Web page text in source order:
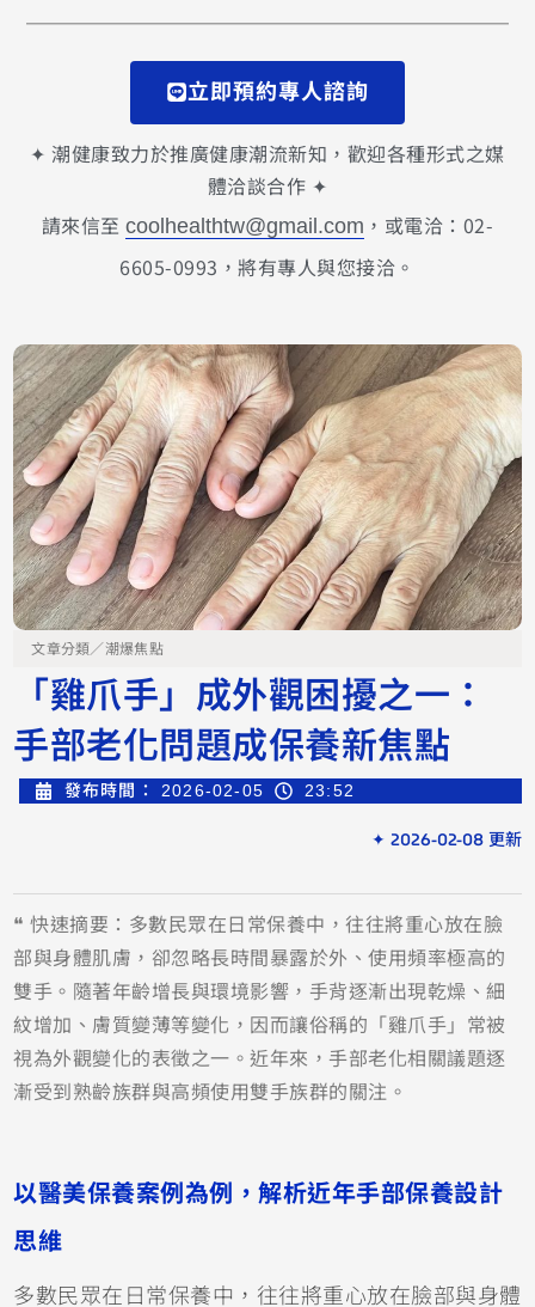
立即預約專人諮詢
✦ 潮健康致力於推廣健康潮流新知，歡迎各種形式之媒
體洽談合作 ✦
請來信至coolhealthtw@gmail.com ，或電洽：02-
6605-0993，將有專人與您接洽。
文章分類／潮爆焦點
「雞爪手」成外觀困擾之一：
手部老化問題成保養新焦點
發布時間： 2026-02-05 23:52
✦ 2026-02-08 更新
❝ 快速摘要：多數民眾在日常保養中，往往將重心放在臉
部與身體肌膚，卻忽略長時間暴露於外、使用頻率極高的
雙手。隨著年齡增長與環境影響，手背逐漸出現乾燥、細
紋增加、膚質變薄等變化，因而讓俗稱的「雞爪手」常被
視為外觀變化的表徵之一。近年來，手部老化相關議題逐
漸受到熟齡族群與高頻使用雙手族群的關注。
以醫美保養案例為例，解析近年手部保養設計
思維
多數民眾在日常保養中，往往將重心放在臉部與身體